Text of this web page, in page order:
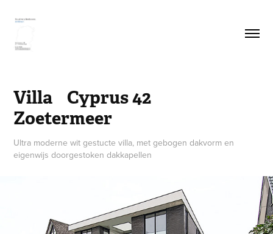
Villa    Cyprus 42
Zoetermeer
Ultra moderne wit gestucte villa, met gebogen dakvorm en
eigenwijs doorgestoken dakkapellen